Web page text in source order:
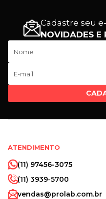
Cadastre seu
NOVIDADES E
ATENDIMENTO
(11) 97456-3075
(11) 3939-5700
vendas@prolab.com.br